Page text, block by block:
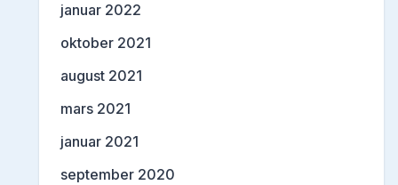
januar 2022
oktober 2021
august 2021
mars 2021
januar 2021
september 2020